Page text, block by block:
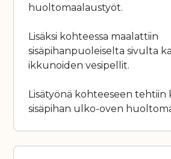
huoltomaalaustyöt.
Lisäksi kohteessa maalattiin
sisäpihanpuoleiselta sivulta
ikkunoiden vesipellit.
Lisätyönä kohteeseen tehtiin
sisäpihan ulko-oven